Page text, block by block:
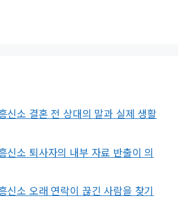
신소 결혼 전 상대의 말과 실제 생활
신소 퇴사자의 내부 자료 반출이 의
신소 오래 연락이 끊긴 사람을 찾기